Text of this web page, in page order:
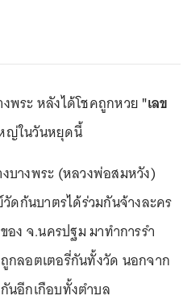
พระ หลังได้โชคถูกหวย "เลข
ญ่ในวันหยุดนี้
บางพระ (หลวงพ่อสมหวัง)
ดก้นบาตรได้ร่วมกันจ้างละคร
ง จ.นครปฐม มาทำการรำ
กลอตเตอรี่กันทั้งวัด นอกจาก
นอีกเกือบทั้งตำบล